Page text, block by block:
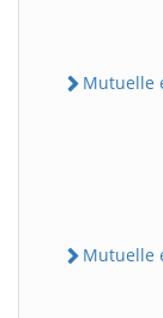
Mutuelle
Mutuelle